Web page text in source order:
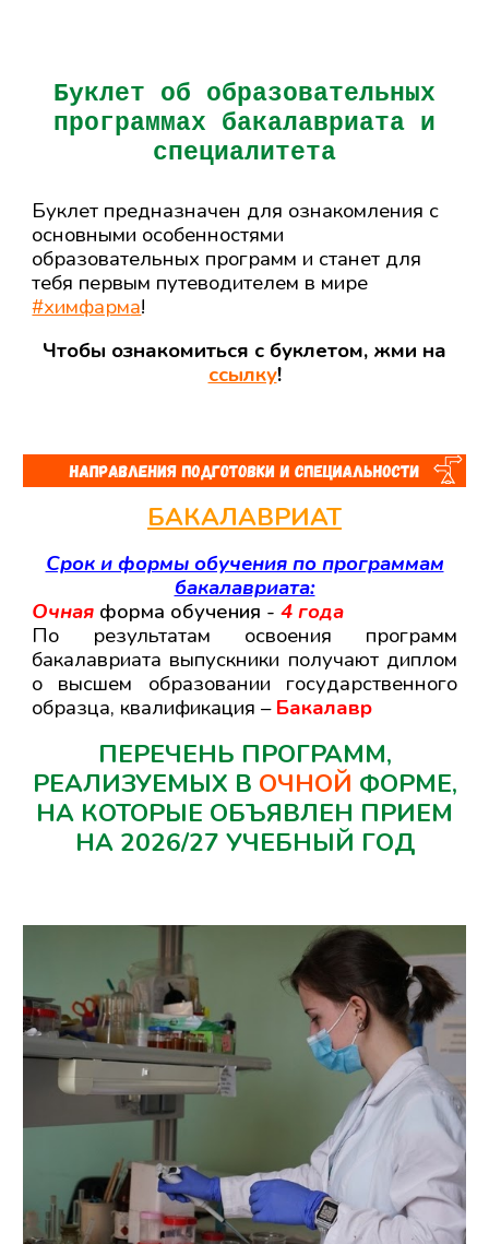
Буклет об образовательных
программах бакалавриата и
специалитета
Буклет предназначен для ознакомления с
основными особенностями
образовательных программ и станет для
тебя первым путеводителем в мире
#химфарма!
Чтобы ознакомиться с буклетом, жми на
ссылку!
БАКАЛАВРИАТ
Срок и формы обучения по программам
бакалавриата:
Очная форма обучения -4года
По результатам освоения программ
бакалавриата выпускники получают диплом
о высшем образовании государственного
образца, квалификация –Бакалавр
ПЕРЕЧЕНЬ ПРОГРАММ,
РЕАЛИЗУЕМЫХ В ОЧНОЙ ФОРМЕ,
НА КОТОРЫЕ ОБЪЯВЛЕН ПРИЕМ
НА 2026/27 УЧЕБНЫЙ ГОД